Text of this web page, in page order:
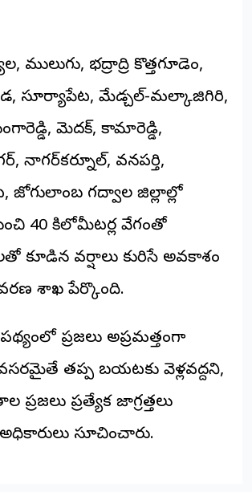
ములుగు, భద్రాద్రి కొత్తగూడెం,
సూర్యాపేట, మేడ్చల్-మల్కాజిగిరి,
మెదక్, కామారెడ్డి,
నాగర్‌కర్నూల్, వనపర్తి,
గద్వాల జిల్లాల్లో
40 కిలోమీటర్ల వేగంతో
కూడిన వర్షాలు కురిసే అవకాశం
శాఖ పేర్కొంది.
ప్రజలు అప్రమత్తంగా
తప్ప బయటకు వెళ్లవద్దని,
ప్రజలు ప్రత్యేక జాగ్రత్తలు
సూచించారు.